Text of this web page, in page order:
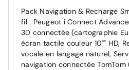
Pack Navigation & Recharge
fil : Peugeot i Connect
3D connectée (cartographie
écran tactile couleur 10"" HD,
vocale en langage naturel,
navigation connectée TomTom